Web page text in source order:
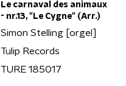
Le carnaval des animaux
- nr.13, "Le Cygne" (Arr.)
Simon Stelling [orgel]
Tulip Records
TURE 185017